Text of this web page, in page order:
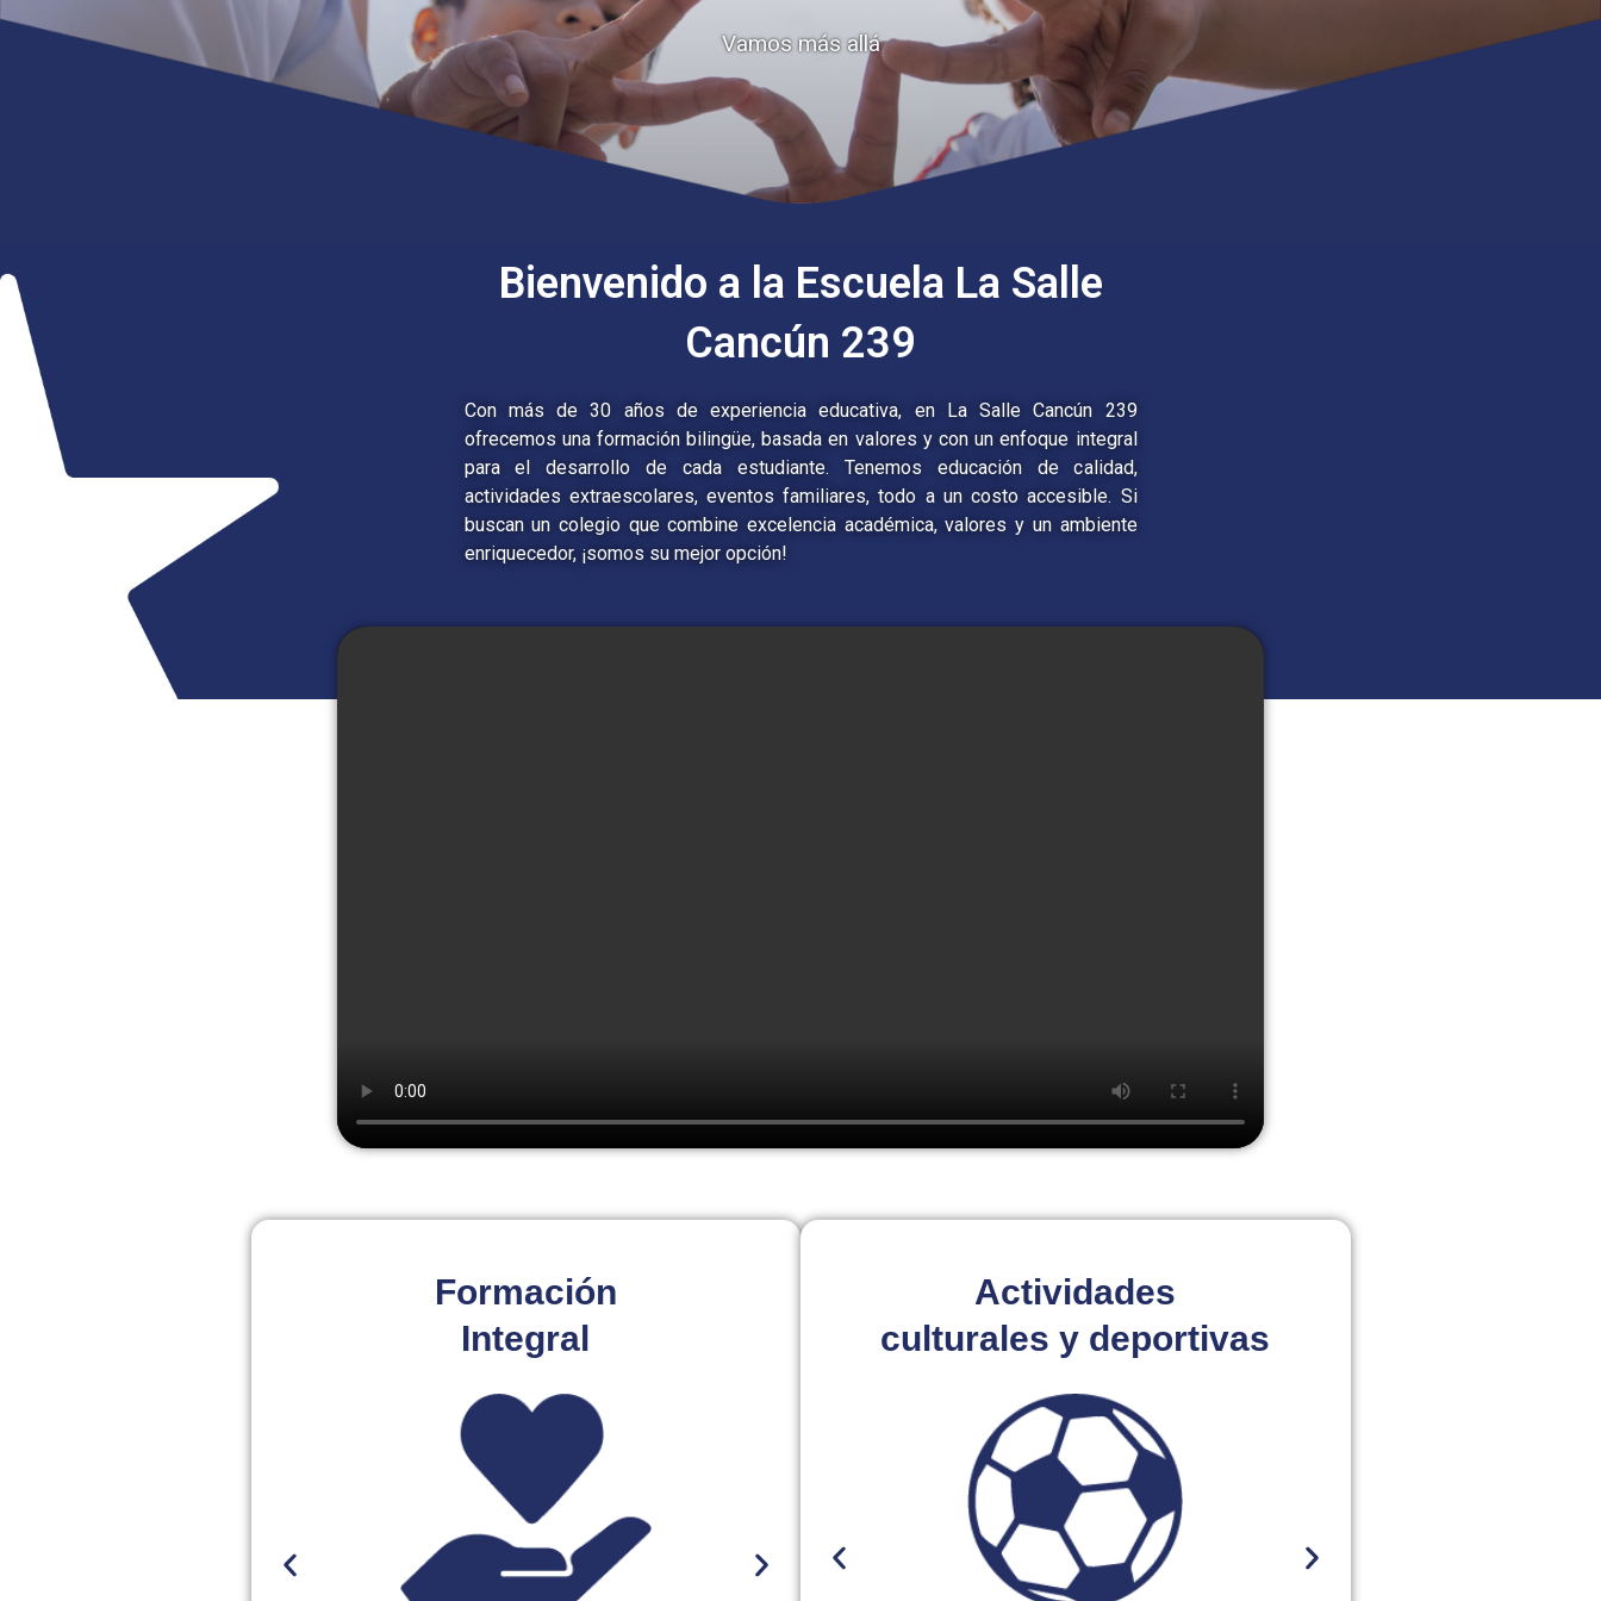
Vamos más allá
Bienvenido a la Escuela La Salle
Cancún 239
Con más de 30 años de experiencia educativa, en La Salle Cancún 239
ofrecemos una formación bilingüe, basada en valores y con un enfoque integral
para el desarrollo de cada estudiante. Tenemos educación de calidad,
actividades extraescolares, eventos familiares, todo a un costo accesible. Si
buscan un colegio que combine excelencia académica, valores y un ambiente
enriquecedor, ¡somos su mejor opción!
Formación
Integral
Actividades
culturales y deportivas